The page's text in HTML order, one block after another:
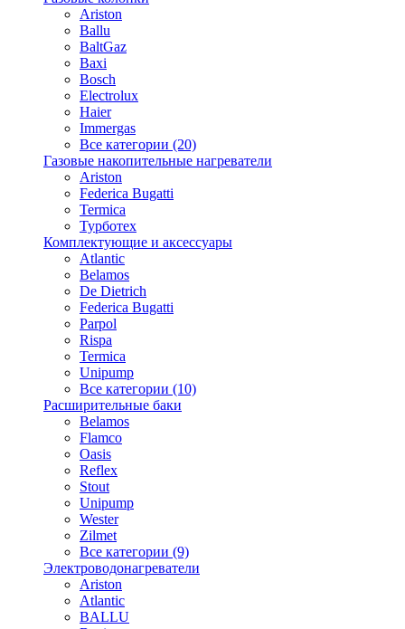
Ariston
Ballu
BaltGaz
Baxi
Bosсh
Electrolux
Haier
Immergas
Все категории (20)
Газовые накопительные нагреватели
Ariston
Federica Bugatti
Termica
Турботех
Комплектующие и аксессуары
Atlantic
Belamos
De Dietrich
Federica Bugatti
Parpol
Rispa
Termica
Unipump
Все категории (10)
Расширительные баки
Belamos
Flamco
Oasis
Reflex
Stout
Unipump
Wester
Zilmet
Все категории (9)
Электроводонагреватели
Ariston
Atlantic
BALLU